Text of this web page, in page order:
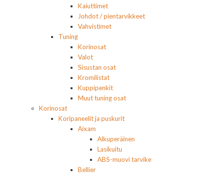
Kaiuttimet
Johdot / pientarvikkeet
Vahvistimet
Tuning
Korinosat
Valot
Sisustan osat
Kromilistat
Kuppipenkit
Muut tuning osat
Korinosat
Koripaneelit ja puskurit
Aixam
Alkuperäinen
Lasikuitu
ABS-muovi tarvike
Bellier